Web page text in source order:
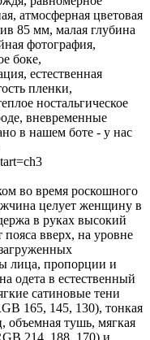
атмосферная цветовая
85 мм, малая глубина
фотография,
боке,
естественная
пленки,
ностальгическое
вневременные
в нашем боте - у нас
во время роскошного
целует женщину в
в руках высокий
вверх, на уровне
лица, пропорции и
одета в естественный
сатиновые тени
165, 145, 130), тонкая
объемная тушь, мягкая
214, 188, 170) и